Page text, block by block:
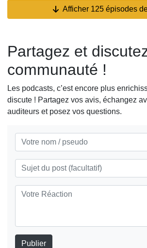
Afficher 125 épisodes
Partagez et
communauté !
Les podcasts, c’est encore plus
discute ! Partagez vos avis, échangez
auditeurs et posez vos questions.
Publier